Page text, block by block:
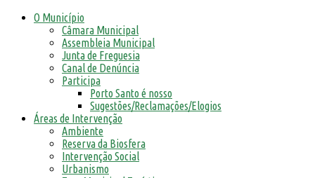
O Município
Câmara Municipal
Assembleia Municipal
Junta de Freguesia
Canal de Denúncia
Participa
Porto Santo é nosso
Sugestões/Reclamações/Elogios
Áreas de Intervenção
Ambiente
Reserva da Biosfera
Intervenção Social
Urbanismo